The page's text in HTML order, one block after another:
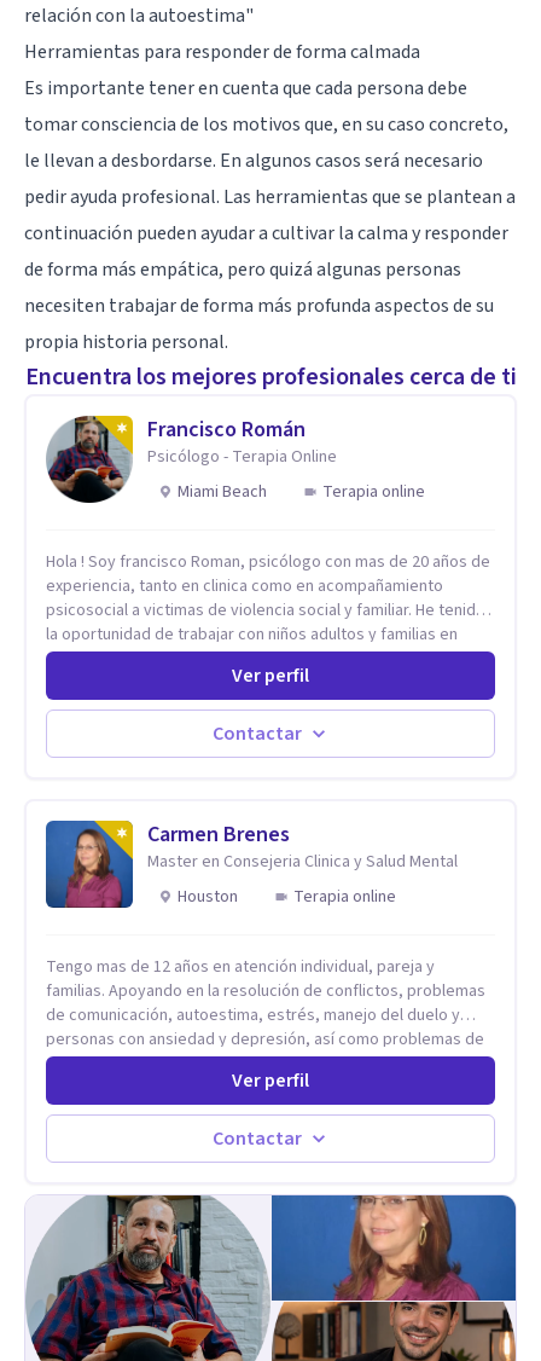
relación con la autoestima"
Herramientas para responder de forma calmada
Es importante tener en cuenta que cada persona debe
tomar consciencia de los motivos que, en su caso concreto,
le llevan a desbordarse. En algunos casos será necesario
pedir ayuda profesional. Las herramientas que se plantean a
continuación pueden ayudar a cultivar la calma y responder
de forma más empática, pero quizá algunas personas
necesiten trabajar de forma más profunda aspectos de su
propia historia personal.
Encuentra los mejores profesionales cerca de ti
Francisco Román
Psicólogo - Terapia Online
Miami Beach
Terapia online
Hola ! Soy francisco Roman, psicólogo con mas de 20 años de
experiencia, tanto en clinica como en acompañamiento
psicosocial a victimas de violencia social y familiar. He tenido
la oportunidad de trabajar con niños adultos y familias en
todos los espacios y esto me ha dado un una variedad de
aprendizajes que ahora pongo a tu disposicion. En la
actualidad puedo atenderte de manera presencial y/o virtual,
de lunes a sabado. el costo de cada sesión lo acordamos en
el primer contacto
Ver perfil
Contactar
Carmen Brenes
Master en Consejeria Clinica y Salud Mental
Houston
Terapia online
Tengo mas de 12 años en atención individual, pareja y
familias. Apoyando en la resolución de conflictos, problemas
de comunicación, autoestima, estrés, manejo del duelo y
personas con ansiedad y depresión, así como problemas de
conducta y comportamiento. Desarrollo de personas
Estableciendo metas a corto y largo plazo, es vital para la
vida de cada uno tener su propia vision.
Ver perfil
Contactar